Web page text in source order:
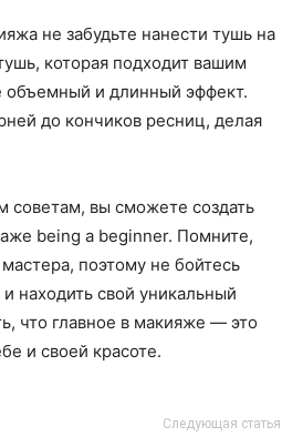
не забудьте нанести тушь на
которая подходит вашим
объемный и длинный эффект.
до кончиков ресниц, делая
советам, вы сможете создать
being a beginner. Помните,
поэтому не бойтесь
находить свой уникальный
что главное в макияже — это
и своей красоте.
Следующая статья